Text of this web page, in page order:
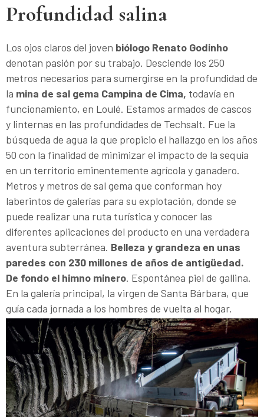
Profundidad salina
Los ojos claros del joven biólogo Renato Godinho
denotan pasión por su trabajo. Desciende los 250
metros necesarios para sumergirse en la profundidad de
la mina de sal gema Campina de Cima, todavía en
funcionamiento, en Loulé. Estamos armados de cascos
y linternas en las profundidades de Techsalt. Fue la
búsqueda de agua la que propicio el hallazgo en los años
50 con la finalidad de minimizar el impacto de la sequía
en un territorio eminentemente agrícola y ganadero.
Metros y metros de sal gema que conforman hoy
laberintos de galerías para su explotación, donde se
puede realizar una ruta turística y conocer las
diferentes aplicaciones del producto en una verdadera
aventura subterránea. Belleza y grandeza en unas
paredes con 230 millones de años de antigüedad.
De fondo el himno minero. Espontánea piel de gallina.
En la galería principal, la virgen de Santa Bárbara, que
guía cada jornada a los hombres de vuelta al hogar.